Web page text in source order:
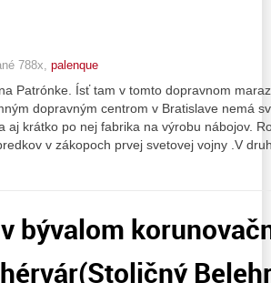
788x, palenque
Patrónke. Ísť tam v tomto dopravnom
dopravným centrom v Bratislave nemá
aj krátko po nej fabrika na výrobu nábojov.
v zákopoch prvej svetovej vojny .V
bývalom